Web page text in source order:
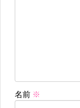
名前 ※